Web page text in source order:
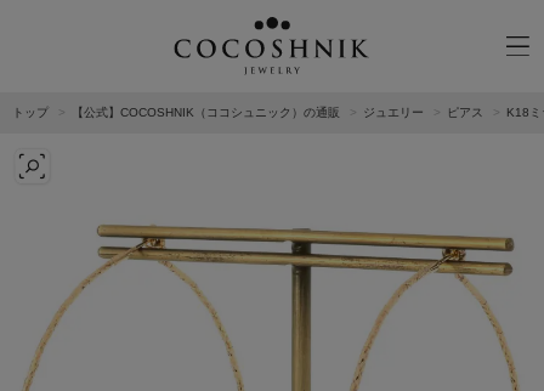
RING
PIERCED EARRINGS
EAR CUFF
K10GOLD
PLATINUM
トップ 【公式】COCOSHNIK（ココシュニック）の通販 ジュエリー ピアス K18